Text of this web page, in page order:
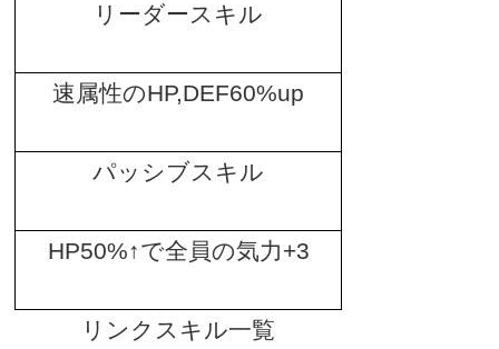
リーダースキル
速属性のHP,DEF60%up
パッシブスキル
HP50%↑で全員の気力+3
リンクスキル一覧